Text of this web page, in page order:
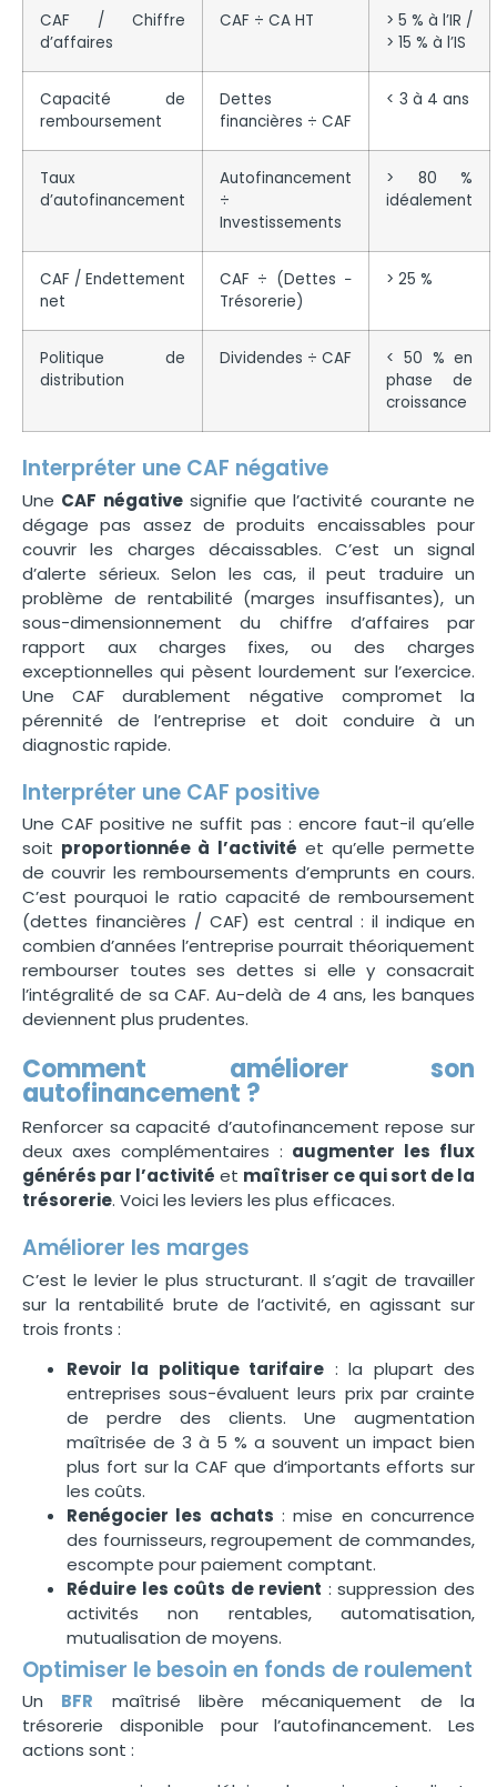
CAF / Chiffre
d’affaires
CAF ÷ CA HT
> 5 % à l’IR /
> 15 % à l’IS
Capacité de
remboursement
Dettes
financières ÷ CAF
< 3 à 4 ans
Taux
d’autofinancement
Autofinancement
÷
Investissements
> 80 %
idéalement
CAF / Endettement
net
CAF ÷ (Dettes −
Trésorerie)
> 25 %
Politique de
distribution
Dividendes ÷ CAF
< 50 % en
phase de
croissance
Interpréter une CAF négative
Une CAF négativesignifie que l’activité courante ne
dégage pas assez de produits encaissables pour
couvrir les charges décaissables. C’est un signal
d’alerte sérieux. Selon les cas, il peut traduire un
problème de rentabilité (marges insuffisantes), un
sous-dimensionnement du chiffre d’affaires par
rapport aux charges fixes, ou des charges
exceptionnelles qui pèsent lourdement sur l’exercice.
Une CAF durablement négative compromet la
pérennité de l’entreprise et doit conduire à un
diagnostic rapide.
Interpréter une CAF positive
Une CAF positive ne suffit pas : encore faut-il qu’elle
soit proportionnée à l’activité et qu’elle permette
de couvrir les remboursements d’emprunts en cours.
C’est pourquoi le ratio capacité de remboursement
(dettes financières / CAF) est central : il indique en
combien d’années l’entreprise pourrait théoriquement
rembourser toutes ses dettes si elle y consacrait
l’intégralité de sa CAF. Au-delà de 4 ans, les banques
deviennent plus prudentes.
Comment améliorer son
autofinancement ?
Renforcer sa capacité d’autofinancement repose sur
deux axes complémentaires : augmenter les flux
générés par l’activité et maîtriser ce qui sort de la
trésorerie. Voici les leviers les plus efficaces.
Améliorer les marges
C’est le levier le plus structurant. Il s’agit de travailler
sur la rentabilité brute de l’activité, en agissant sur
trois fronts :
Revoir la politique tarifaire : la plupart des
entreprises sous-évaluent leurs prix par crainte
de perdre des clients. Une augmentation
maîtrisée de 3 à 5 % a souvent un impact bien
plus fort sur la CAF que d’importants efforts sur
les coûts.
Renégocier les achats : mise en concurrence
des fournisseurs, regroupement de commandes,
escompte pour paiement comptant.
Réduire les coûts de revient : suppression des
activités non rentables, automatisation,
mutualisation de moyens.
Optimiser le besoin en fonds de roulement
Un BFR maîtrisé libère mécaniquement de la
trésorerie disponible pour l’autofinancement. Les
actions sont :